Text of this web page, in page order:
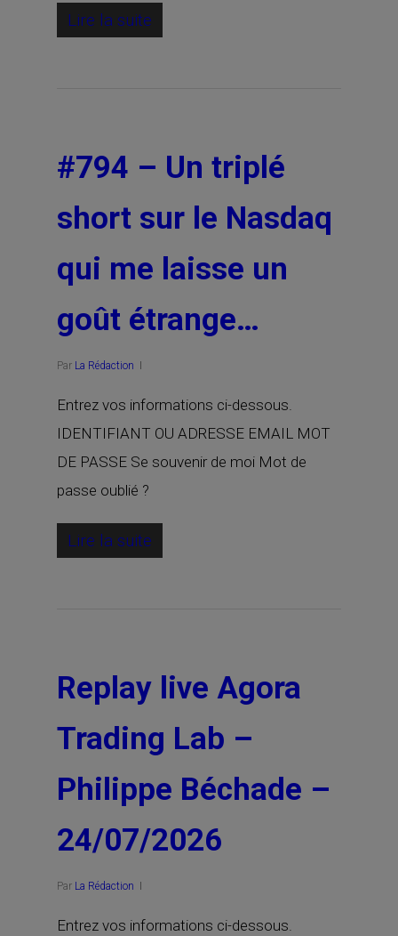
Lire la suite
#794 – Un triplé
short sur le Nasdaq
qui me laisse un
goût étrange…
Par La Rédaction
Entrez vos informations ci-dessous.
IDENTIFIANT OU ADRESSE EMAIL MOT
DE PASSE Se souvenir de moi Mot de
passe oublié ?
Lire la suite
Replay live Agora
Trading Lab –
Philippe Béchade –
24/07/2026
Par La Rédaction
Entrez vos informations ci-dessous.